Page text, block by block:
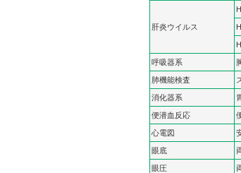
肝炎ウイルス
呼吸器系
肺機能検査
消化器系
便潜血反応
心電図
眼底
眼圧